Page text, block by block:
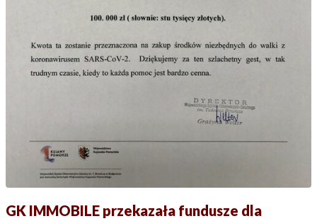
GK IMMOBILE przekazała fundusze dla